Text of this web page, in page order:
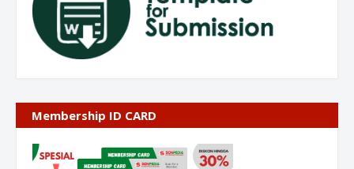
Membership ID CARD